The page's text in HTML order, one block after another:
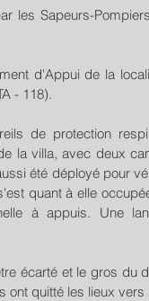
les Sapeurs-
d'Appui de la
- 118).
de protection
la villa, avec deux
été déployé pour
quant à elle
à appuis. Une
écarté et le gros du
ont quitté les lieux vers